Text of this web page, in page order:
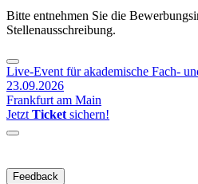
Bitte entnehmen Sie die
Stellenausschreibung.
Live-Event für akademische Fach-
23.09.2026
Frankfurt am Main
Jetzt Ticket sichern!
Feedback